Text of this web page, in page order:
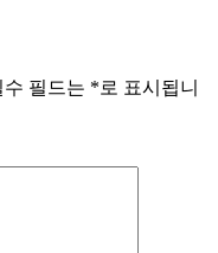
수 필드는 *로 표시됩니